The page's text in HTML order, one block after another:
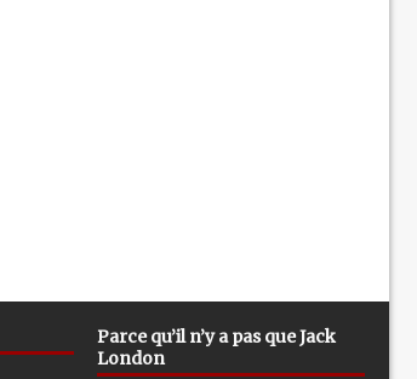
Parce qu’il n’y a pas que Jack
London